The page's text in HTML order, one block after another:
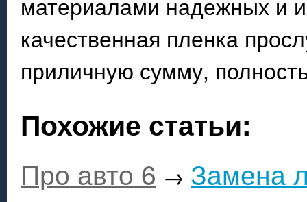
качественная пленка
приличную сумму,
Похожие статьи:
Про авто 6 → Замена